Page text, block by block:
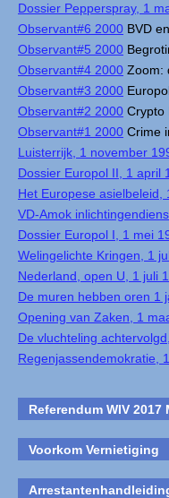
Dossier Pepperspray, 1
Observant#6 2000 BVD
Observant#5 2000
Observant#4 2000 Zoom:
Observant#3 2000
Observant#2 2000 Crypto
Observant#1 2000 Crime
Luisterrijk, 1 november
Dossier Europol II, 1 april
Het Europese asielbeleid,
VD-Amok
Dossier Europol I, 1 mei
Welingelichte Kringen, 1
Nederland, open U, 1 juli
De muren hebben oren 1
Opening van Zaken, 1
De vluchteling
Regenjassendemokratie,
Referendum WIV 2017
Voorkom Vernietiging